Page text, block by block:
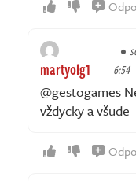
martyolg1
6:54
@gestogames
vždycky a všude